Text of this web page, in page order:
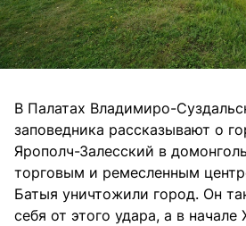
В Палатах Владимиро-
заповедника рассказывают о
Ярополч-Залесский в
торговым и ремесленным
Батыя уничтожили город. Он
себя от этого удара, а в начале